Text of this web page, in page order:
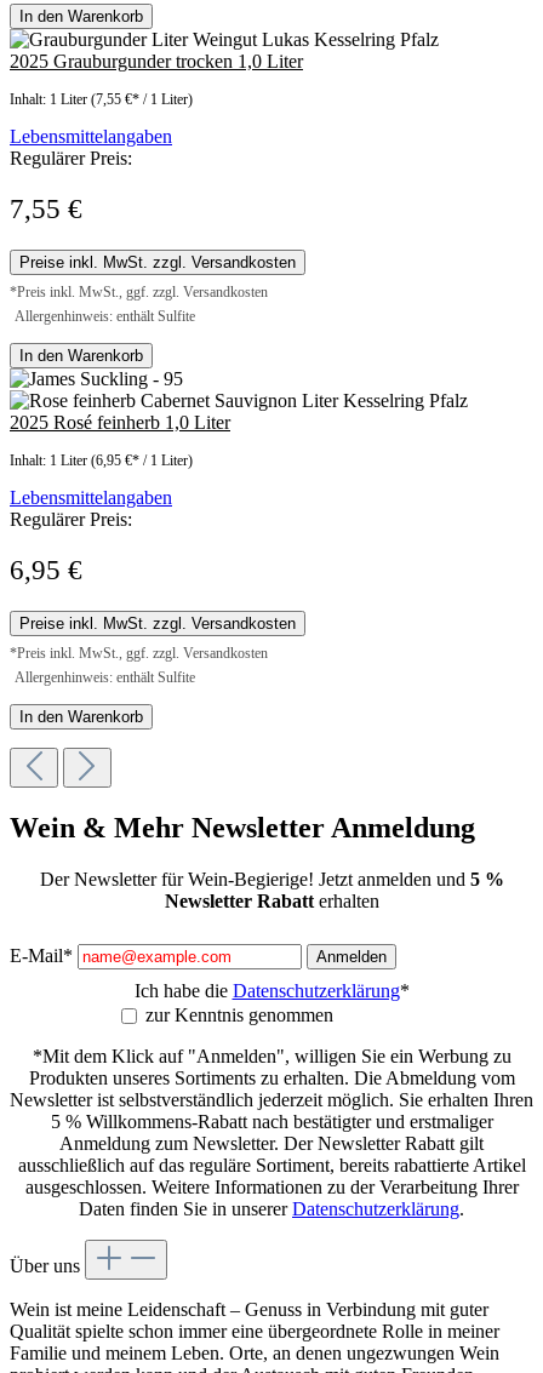
In den Warenkorb
2025 Grauburgunder trocken 1,0 Liter
Inhalt: 1 Liter (7,55 €* / 1 Liter)
Lebensmittelangaben
Regulärer Preis:
7,55 €
Preise inkl. MwSt. zzgl. Versandkosten
*Preis inkl. MwSt., ggf. zzgl. Versandkosten
Allergenhinweis: enthält Sulfite
In den Warenkorb
2025 Rosé feinherb 1,0 Liter
Inhalt: 1 Liter (6,95 €* / 1 Liter)
Lebensmittelangaben
Regulärer Preis:
6,95 €
Preise inkl. MwSt. zzgl. Versandkosten
*Preis inkl. MwSt., ggf. zzgl. Versandkosten
Allergenhinweis: enthält Sulfite
In den Warenkorb
Wein & Mehr Newsletter Anmeldung
Der Newsletter für Wein-Begierige! Jetzt anmelden und 5 %
Newsletter Rabatterhalten
E-Mail* Anmelden
Ich habe die Datenschutzerklärung*
zur Kenntnis genommen
*Mit dem Klick auf "Anmelden", willigen Sie ein Werbung zu
Produkten unseres Sortiments zu erhalten. Die Abmeldung vom
Newsletter ist selbstverständlich jederzeit möglich. Sie erhalten Ihren
5 % Willkommens-Rabatt nach bestätigter und erstmaliger
Anmeldung zum Newsletter. Der Newsletter Rabatt gilt
ausschließlich auf das reguläre Sortiment, bereits rabattierte Artikel
ausgeschlossen. Weitere Informationen zu der Verarbeitung Ihrer
Daten finden Sie in unsererDatenschutzerklärung.
Über uns
Wein ist meine Leidenschaft – Genuss in Verbindung mit guter
Qualität spielte schon immer eine übergeordnete Rolle in meiner
Familie und meinem Leben. Orte, an denen ungezwungen Wein